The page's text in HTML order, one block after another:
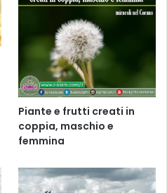
Piante e frutti creati in
coppia, maschio e
femmina